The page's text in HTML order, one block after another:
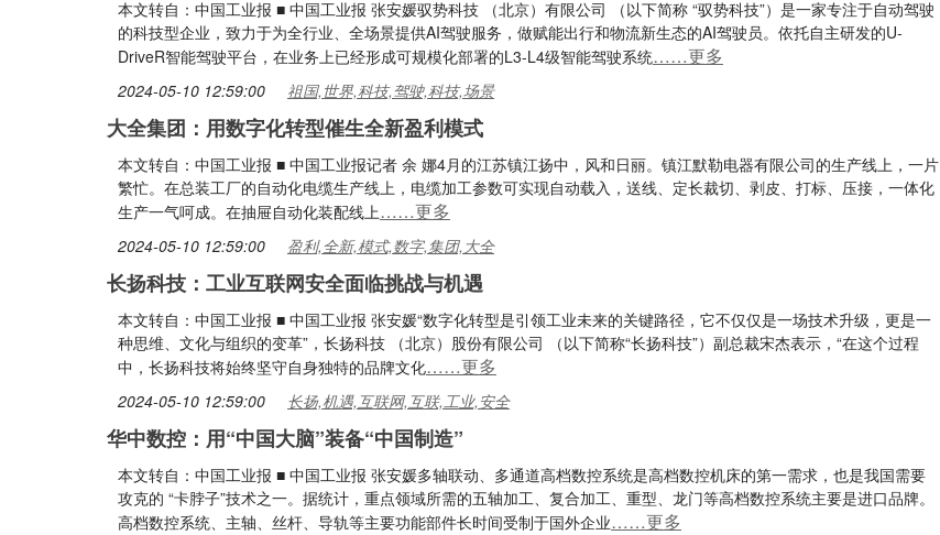
本文转自：中国工业报 ■ 中国工业报 张安媛驭势科技 （北京）有限公司 （以下简称 “驭势科技”）是一家专注于自动驾驶
的科技型企业，致力于为全行业、全场景提供AI驾驶服务，做赋能出行和物流新生态的AI驾驶员。依托自主研发的U-
DriveR智能驾驶平台，在业务上已经形成可规模化部署的L3-L4级智能驾驶系统……更多
2024-05-10 12:59:00 祖国,世界,科技,驾驶,科技,场景
大全集团：用数字化转型催生全新盈利模式
本文转自：中国工业报 ■ 中国工业报记者 余 娜4月的江苏镇江扬中，风和日丽。镇江默勒电器有限公司的生产线上，一片
繁忙。在总装工厂的自动化电缆生产线上，电缆加工参数可实现自动载入，送线、定长裁切、剥皮、打标、压接，一体化
生产一气呵成。在抽屉自动化装配线上……更多
2024-05-10 12:59:00 盈利,全新,模式,数字,集团,大全
长扬科技：工业互联网安全面临挑战与机遇
本文转自：中国工业报 ■ 中国工业报 张安媛“数字化转型是引领工业未来的关键路径，它不仅仅是一场技术升级，更是一
种思维、文化与组织的变革”，长扬科技 （北京）股份有限公司 （以下简称“长扬科技”）副总裁宋杰表示，“在这个过程
中，长扬科技将始终坚守自身独特的品牌文化……更多
2024-05-10 12:59:00 长扬,机遇,互联网,互联,工业,安全
华中数控：用“中国大脑”装备“中国制造”
本文转自：中国工业报 ■ 中国工业报 张安媛多轴联动、多通道高档数控系统是高档数控机床的第一需求，也是我国需要
攻克的 “卡脖子”技术之一。据统计，重点领域所需的五轴加工、复合加工、重型、龙门等高档数控系统主要是进口品牌。
高档数控系统、主轴、丝杆、导轨等主要功能部件长时间受制于国外企业……更多